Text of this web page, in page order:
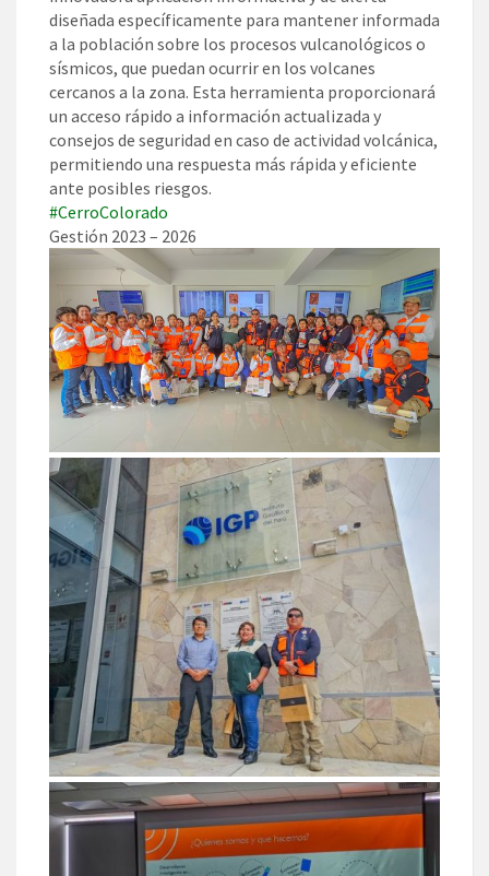
diseñada específicamente para mantener informada
a la población sobre los procesos vulcanológicos o
sísmicos, que puedan ocurrir en los volcanes
cercanos a la zona. Esta herramienta proporcionará
un acceso rápido a información actualizada y
consejos de seguridad en caso de actividad volcánica,
permitiendo una respuesta más rápida y eficiente
ante posibles riesgos.
#CerroColorado
Gestión 2023 – 2026